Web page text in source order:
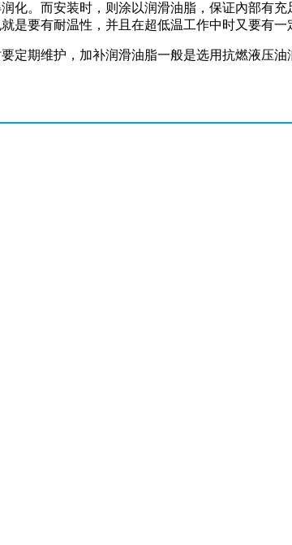
化。而安装时，则涂以润滑油脂，保证內部有充
要有耐温性，并且在超低温工作中时又要有一
期维护，加补润滑油脂一般是选用抗燃液压油